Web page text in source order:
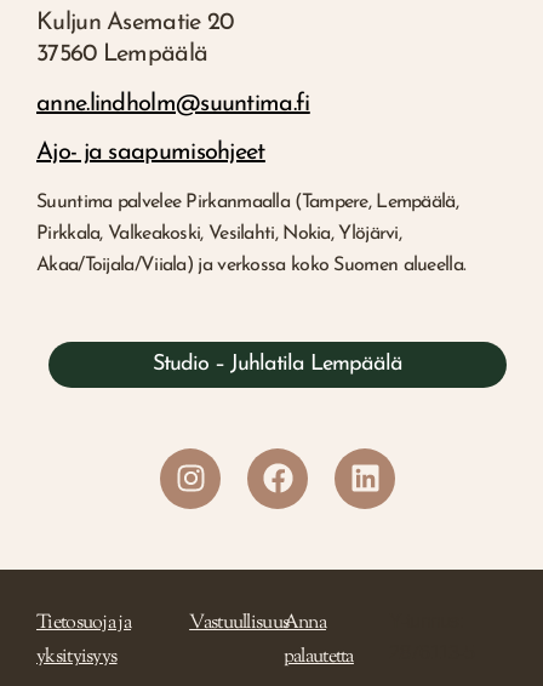
Kuljun Asematie 20
37560 Lempäälä
anne.lindholm@suuntima.fi
Ajo- ja saapumisohjeet
Suuntima palvelee Pirkanmaalla (Tampere, Lempäälä,
Pirkkala, Valkeakoski, Vesilahti, Nokia, Ylöjärvi,
Akaa/Toijala/Viiala) ja verkossa koko Suomen alueella.
Studio – Juhlatila Lempäälä
Tietosuoja ja
yksityisyys
VastuullisuusAnna
palautetta